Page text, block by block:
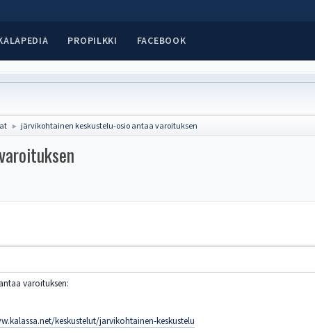
PROPILKKI FACEBOOK
► järvikohtainen keskustelu-osio antaa varoituksen
varoituksen:
keskustelut/jarvikohtainen-keskustelu